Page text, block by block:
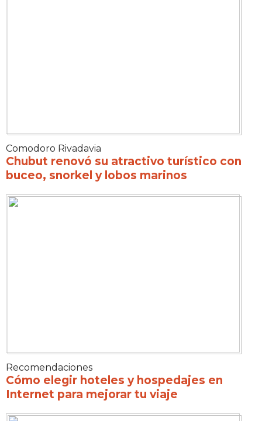
Comodoro Rivadavia
Chubut renovó su atractivo turístico con
buceo, snorkel y lobos marinos
Recomendaciones
Cómo elegir hoteles y hospedajes en
Internet para mejorar tu viaje